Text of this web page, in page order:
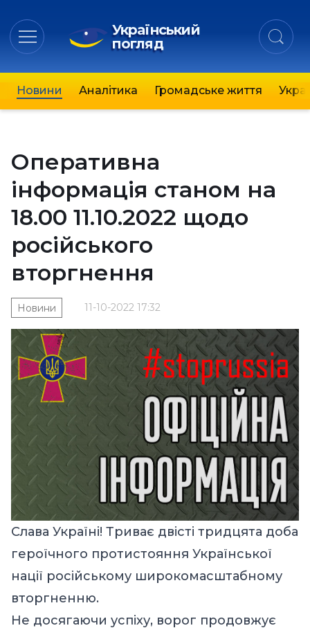
Український
погляд
Новини Аналітика Громадське життя
Оперативна
інформація станом на
18.00 11.10.2022 щодо
російського
вторгнення
11-10-2022 17:32
Новини
Слава Україні! Триває двісті тридцята доба
героїчного протистояння Української
нації російському широкомасштабному
вторгненню.
Не досягаючи успіху, ворог продовжує